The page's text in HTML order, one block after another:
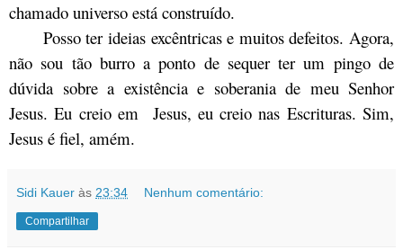
chamado universo está construído.
Posso ter ideias excêntricas e muitos defeitos. Agora,
não sou tão burro a ponto de sequer ter um pingo de
dúvida sobre a existência e soberania de meu Senhor
Jesus. Eu creio em Jesus, eu creio nas Escrituras. Sim,
Jesus é fiel, amém.
Sidi Kauer às 23:34 Nenhum comentário:
Compartilhar